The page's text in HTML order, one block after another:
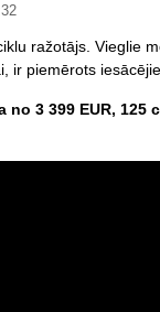
ražotājs. Vieglie
ir piemērots
no 3 399 EUR, 125